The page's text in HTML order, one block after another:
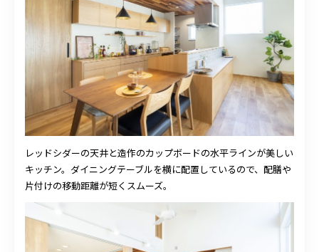
レッドシダーの天井と造作のカップボードの水平ラインが美しい
キッチン。ダイニングテーブルを横に配置しているので、配膳や
片付けの移動距離が短くスムーズ。